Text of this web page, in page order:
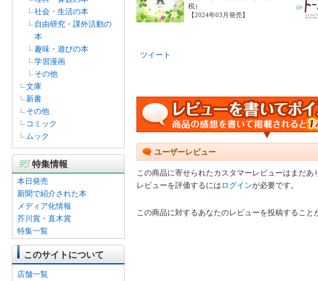
社会・生活の本
自由研究・課外活動の
本
趣味・遊びの本
学習漫画
その他
文庫
新書
その他
コミック
ムック
特集情報
本日発売
新聞で紹介された本
メディア化情報
芥川賞・直木賞
特集一覧
このサイトについて
店舗一覧
税）
【2024年03月発売】
ツイート
ユーザーレビュー
この商品に寄せられたカスタマーレビューはまだあ
レビューを評価するには ログインが必要です。
この商品に対するあなたのレビューを投稿すること